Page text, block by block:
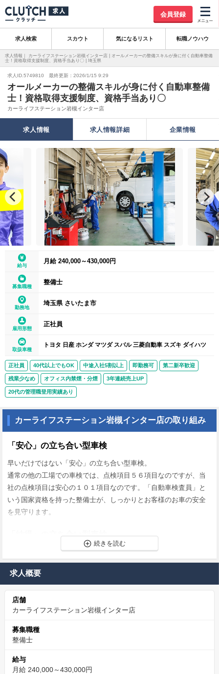
会員登録
求人検索 スカウト 気になるリスト 転職ノウハウ
求人情報｜ カーライフステーション岩槻インター店 | オールメーカーの整備スキルが身に付く自動車整備
士！資格取得支援制度、資格手当あり〇 | 埼玉県
求人ID.5749810 最終更新：2026/1/15 9:29
オールメーカーの整備スキルが身に付く自動車整備
士！資格取得支援制度、資格手当あり〇
カーライフステーション岩槻インター店
求人情報 求人情報詳細 企業情報
給与
月給 240,000～430,000円
募集職種
整備士
勤務地
埼玉県 さいたま市
雇用形態
正社員
取扱車種
トヨタ 日産 ホンダ マツダ スバル 三菱自動車 スズキ ダイハツ
正社員 40代以上でもOK 中途入社5割以上 即勤務可 第二新卒歓迎
残業少なめ オフィス内禁煙・分煙 3年連続売上UP
20代の管理職登用実績あり
カーライフステーション岩槻インター店の取り組み
「安心」の立ち合い型車検
早いだけではない「安心」の立ち合い型車検。
通常の他の工場での車検では、点検項目５６項目なのですが、当
社の点検項目は安心の１０１項目なのです。「自動車検査員」と
いう国家資格を持った整備士が、しっかりとお客様のお車の安全
を見守ります。
「納得」の立ち合い型車検
早いだけではない「納得」の立ち合い型車検。
当社では、今すぐ交換した方が良い部品、次の点検で交換した方
が良い部品、次の車検まで問題ない部品に分けてフロントスタッ
無駄だと思うような部品交換は一切行いません。
「安価」の立ち会い型車検
早いだけではない「安価」の立ち会い型車検。
基本工賃や作業工賃等は地域最安値でご提供しており、お客様の
求人概要
店舗
カーライフステーション岩槻インター店
募集職種
整備士
給与
月給 240,000～430,000円